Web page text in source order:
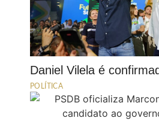
Daniel Vilela é
POLÍTICA